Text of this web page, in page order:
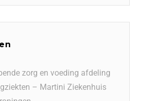
zorg en voeding afdeling
– Martini Ziekenhuis